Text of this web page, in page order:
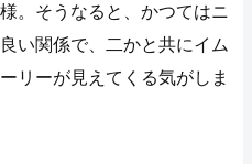
。そうなると、かつてはニ
い関係で、二かと共にイム
リーが見えてくる気がしま